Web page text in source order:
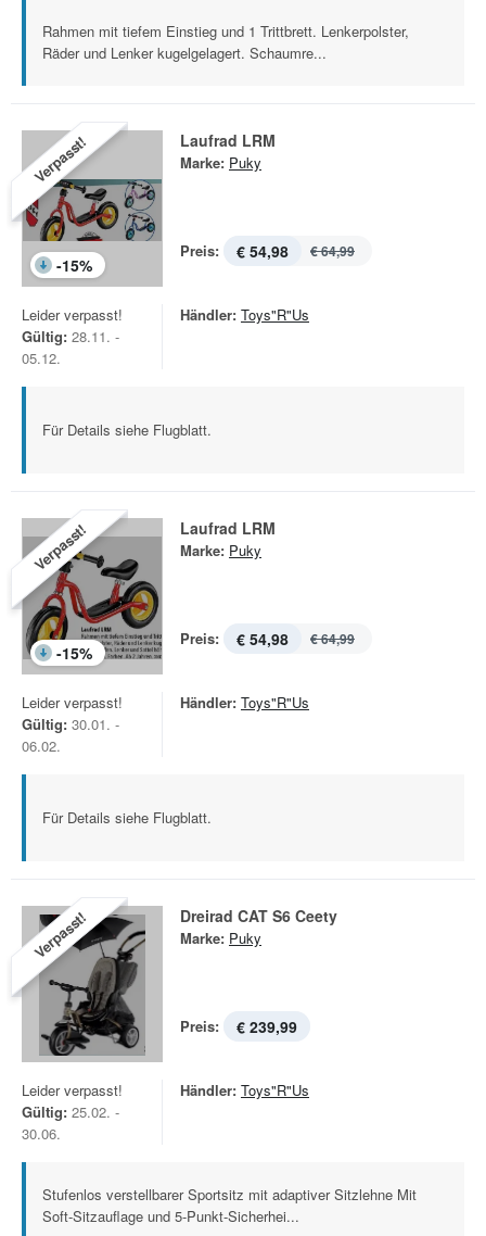
Rahmen mit tiefem Einstieg und 1 Trittbrett. Lenkerpolster,
Räder und Lenker kugelgelagert. Schaumre...
Verpasst!
-15%
Laufrad LRM
Marke: Puky
Preis: € 54,98 € 64,99
Leider verpasst!
Gültig: 28.11. -
05.12.
Händler: Toys"R"Us
Für Details siehe Flugblatt.
Verpasst!
-15%
Laufrad LRM
Marke: Puky
Preis: € 54,98 € 64,99
Leider verpasst!
Gültig: 30.01. -
06.02.
Händler: Toys"R"Us
Für Details siehe Flugblatt.
Verpasst! Dreirad CAT S6 Ceety
Marke: Puky
Preis: € 239,99
Leider verpasst!
Gültig: 25.02. -
30.06.
Händler: Toys"R"Us
Stufenlos verstellbarer Sportsitz mit adaptiver Sitzlehne Mit
Soft-Sitzauflage und 5-Punkt-Sicherhei...